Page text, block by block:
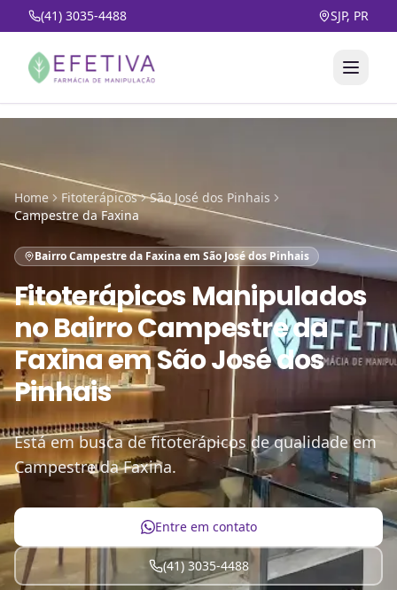
(41) 3035-4488 SJP, PR
Home Fitoterápicos
São José dos Pinhais
Campestre da Faxina
Bairro Campestre da Faxina em São José dos Pinhais
Fitoterápicos Manipulados
noBairro Campestre da
Faxina em São José dos
Pinhais
Está em busca de fitoterápicos de qualidade em
Campestre da Faxina.
Entre em contato
(41) 3035-4488